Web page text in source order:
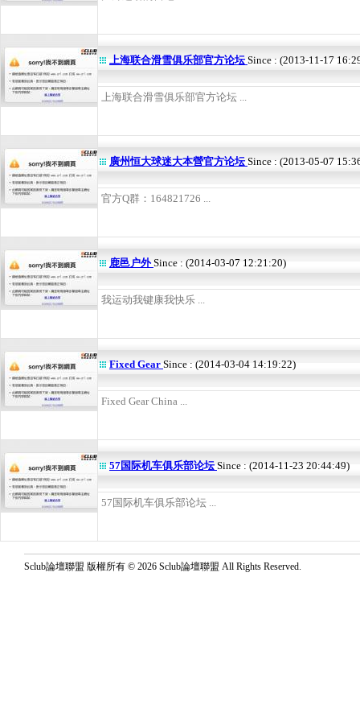
上海联合滑雪俱乐部官方论坛Since : (2013-11-17
上海联合滑雪俱乐部官方论坛 ...
廣州恒大球迷大本營官方论坛Since : (2013-05-07
官方Q群：164821726 ...
鹿邑户外Since : (2014-03-07 12:21:20)
我运动我键康我快乐 ...
Fixed Gear Since : (2014-03-04 14:19:22)
Fixed Gear China ...
57国际机车俱乐部论坛Since : (2014-11-23 20:44:49)
57国际机车俱乐部论坛 ...
Sclub論壇聯盟 版權所有 © 2026 Sclub論壇聯盟 All Rights Reserved.